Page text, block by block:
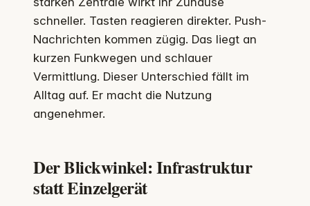
schneller. Tasten reagieren direkter. Push-
Nachrichten kommen zügig. Das liegt an
kurzen Funkwegen und schlauer
Vermittlung. Dieser Unterschied fällt im
Alltag auf. Er macht die Nutzung
angenehmer.
Der Blickwinkel: Infrastruktur
statt Einzelgerät